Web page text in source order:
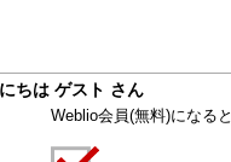
ちは ゲスト さん
Weblio会員(無料)になると